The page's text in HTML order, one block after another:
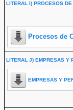
LITERAL I) PROCESOS DE
Procesos de
LITERAL J) EMPRESAS Y
EMPRESAS Y